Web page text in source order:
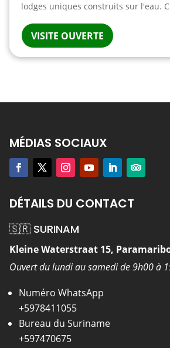
lodges uniques construits sur l'eau.
VISITE OUVERTE
MÉDIAS SOCIAUX
DÉTAILS DU CONTACT
🇸🇷 SURINAM
Kleine Waterstraat 15,
Ouvert du lundi au samedi de 9h00 à
Numéro WhatsApp
+5978411055
Bureau du Suriname
+597470675